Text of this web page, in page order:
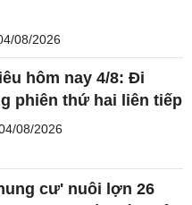
08/2026
hôm nay 4/8: Đi
phiên thứ hai liên tiếp
08/2026
cư' nuôi lợn 26